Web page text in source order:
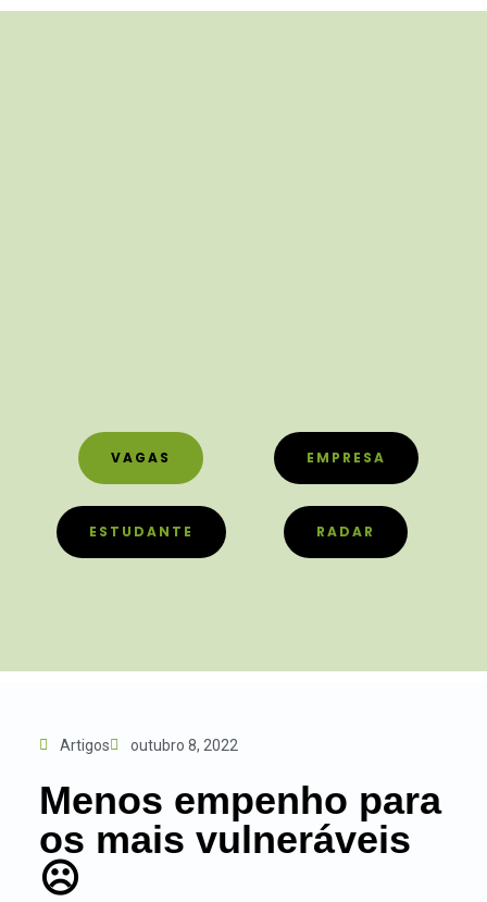
VAGAS EMPRESA
ESTUDANTE RADAR
Artigos outubro 8, 2022
Menos empenho para
os mais vulneráveis
☹